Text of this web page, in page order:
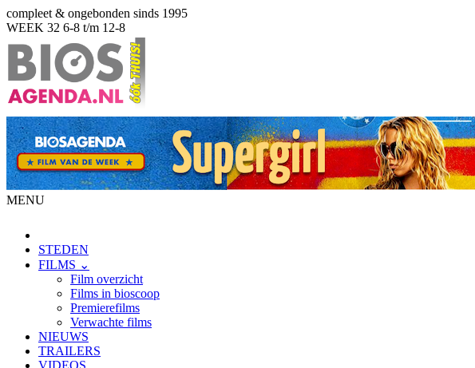
compleet & ongebonden sinds 1995
WEEK 32 6-8 t/m 12-8
MENU
STEDEN
FILMS ⌄
Film overzicht
Films in bioscoop
Premierefilms
Verwachte films
NIEUWS
TRAILERS
VIDEOS